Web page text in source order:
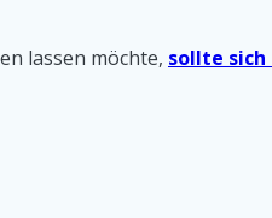
lassen möchte, sollte